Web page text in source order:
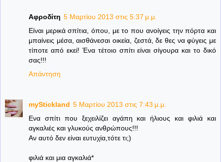
Αφροδίτη 5 Μαρτίου 2013 στις 5:37 μ.μ.
Είναι μερικά σπίτια, όπου, με το που ανοίγεις την πόρτα και
μπαίνεις μέσα, αισθάνεσαι οικεία, ζεστά, δε θες να φύγεις με
τίποτε από εκεί! Ένα τέτοιο σπίτι είναι σίγουρα και το δικό
σας!!!
Απάντηση
myStickland 5 Μαρτίου 2013 στις 7:43 μ.μ.
Ενα σπίτι που ξεχειλίζει αγάπη και ήλιους και φιλιά και
αγκαλιές και γλυκούς ανθρώπους!!!
Αν αυτό δεν είναι ευτυχία,τότε τι;)
φιλιά και μια αγκαλιά*